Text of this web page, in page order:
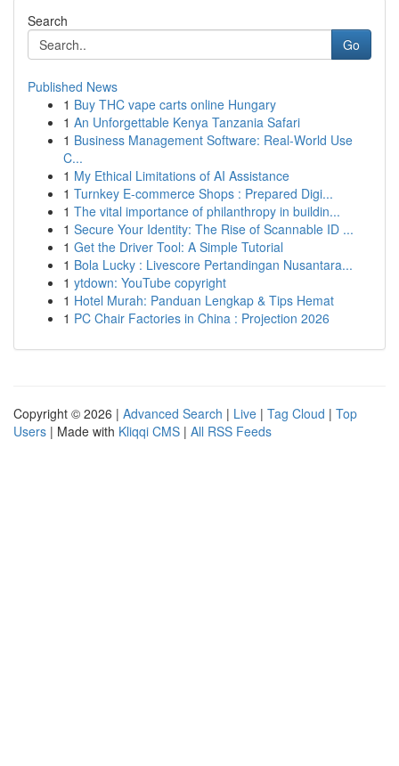
Search
Go
Published News
1 Buy THC vape carts online Hungary
1 An Unforgettable Kenya Tanzania Safari
1 Business Management Software: Real-World Use
C...
1 My Ethical Limitations of AI Assistance
1 Turnkey E-commerce Shops : Prepared Digi...
1 The vital importance of philanthropy in buildin...
1 Secure Your Identity: The Rise of Scannable ID ...
1 Get the Driver Tool: A Simple Tutorial
1 Bola Lucky : Livescore Pertandingan Nusantara...
1 ytdown: YouTube copyright
1 Hotel Murah: Panduan Lengkap & Tips Hemat
1 PC Chair Factories in China : Projection 2026
Copyright © 2026 | Advanced Search | Live | Tag Cloud | Top
Users | Made with Kliqqi CMS | All RSS Feeds